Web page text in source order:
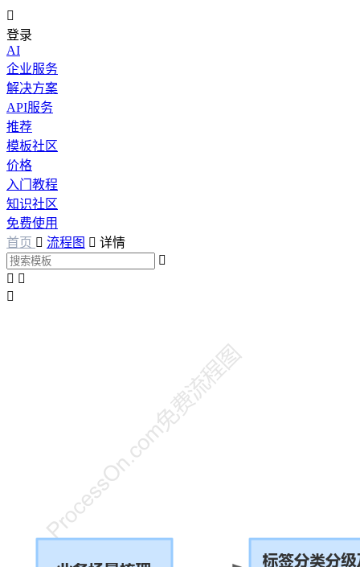

登录
AI
企业服务
解决方案
API服务
推荐
模板社区
价格
入门教程
知识社区
免费使用
首页  流程图  详情

 
